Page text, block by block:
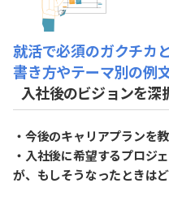
就活で必須のガクチカ
書き方やテーマ別の例
入社後のビジョンを深
・今後のキャリアプランを
・入社後に希望するプロジ
が、もしそうなったときは